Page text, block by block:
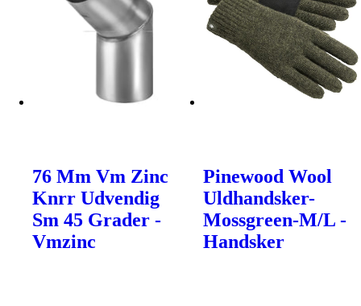
76 Mm Vm Zinc
Knrr Udvendig
Sm 45 Grader -
Vmzinc
Pinewood Wool
Uldhandsker-
Mossgreen-M/L -
Handsker